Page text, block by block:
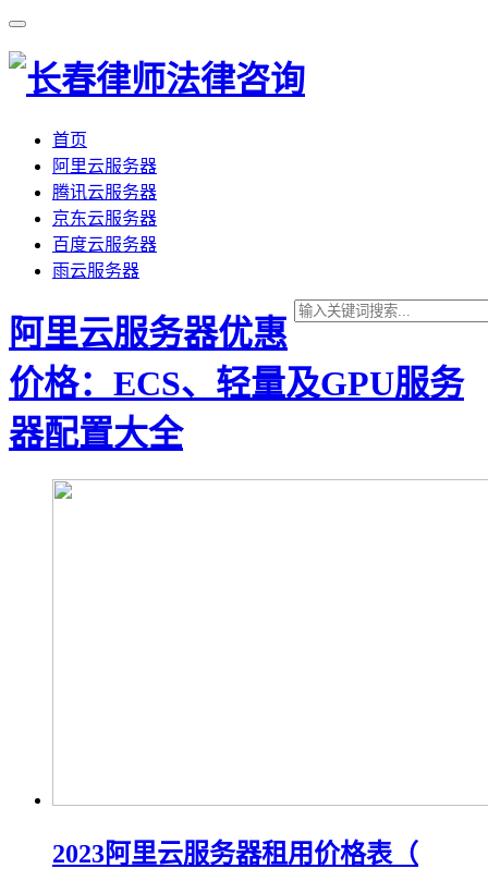
首页
阿里云服务器
腾讯云服务器
京东云服务器
百度云服务器
雨云服务器
阿里云服务器优惠
价格：ECS、轻量及GPU服务
器配置大全
2023阿里云服务器租用价格表（